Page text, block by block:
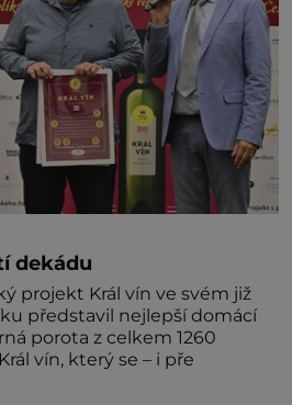
dekádu
projekt Král vín ve svém již
představil nejlepší domácí
porota z celkem 1260
vzorků od 157 vinařů. Král vín, který se – i pře